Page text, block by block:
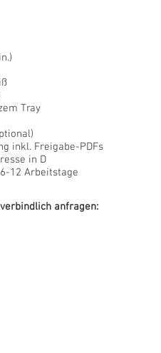
Tray
inkl. Freigabe-PDFs
in D
12 Arbeitstage
anfragen: